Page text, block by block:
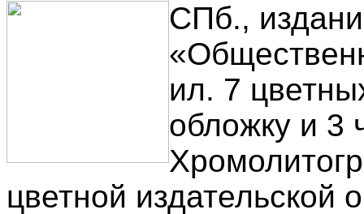
СПб.,
ил. 7
обложку и 3
цветной издательской